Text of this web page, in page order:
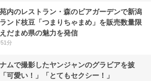
内のレストラン・森のビアガーデンで新潟
ンド枝豆「つまりちゃまめ」を販売数量限
だまめ県の魅力を発信
分
ムで撮影したヤンジャンのグラビアを披
可愛い！」「とてもセクシー！」